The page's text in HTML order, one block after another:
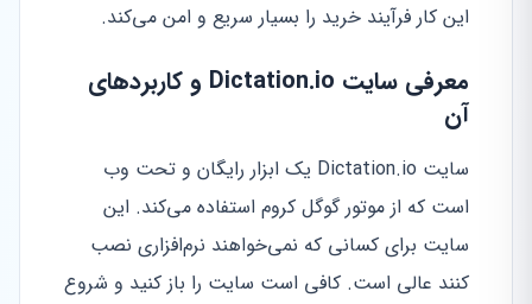
این کار فرآیند خرید را بسیار سریع و امن می‌کند.
معرفی سایت Dictation.io و کاربردهای
آن
سایت Dictation.io یک ابزار رایگان و تحت وب
است که از موتور گوگل کروم استفاده می‌کند. این
سایت برای کسانی که نمی‌خواهند نرم‌افزاری نصب
کنند عالی است. کافی است سایت را باز کنید و شروع